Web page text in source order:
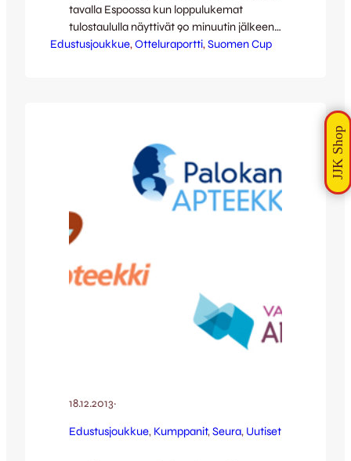
tavalla Espoossa kun loppulukemat
tulostaululla näyttivät 90 minuutin jälkeen
lukemia 0-4 (0-2) viininpunaisen
ilon sekä Tommi Karin kahden ja Robert
Taylorin sekä Aleksis Lehtosen yhden
maalin siivittämänä jatkopaikan
Jyväskylään. Jos…
Edustusjoukkue, Otteluraportti, Suomen Cup
18.12.2013·
Edustusjoukkue, Kumppanit, Seura, Uutiset